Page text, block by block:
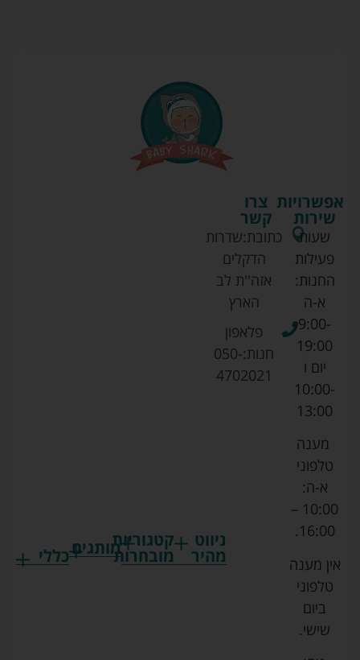
ניווט
מהיר
קטגוריות
מובחרותמותגים
גרקו
כללי
צרו
קשר
כתובת:שדרות
הדקלים
אזה''ת לב
הארץ
פלאפון
חנות:050-
4702021
אפשרויות
שירות
שעות
פעילות
החנות:
א-ה
9:00-
19:00
יום ו
10:00-
13:00
מענה
טלפוני
א-ה:
10:00 –
16:00.
אין מענה
טלפוני
ביום
שישי.